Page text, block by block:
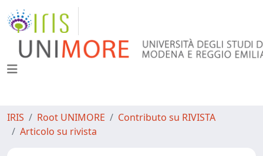
IRIS Root UNIMORE
Contributo su RIVISTA
Articolo su rivista